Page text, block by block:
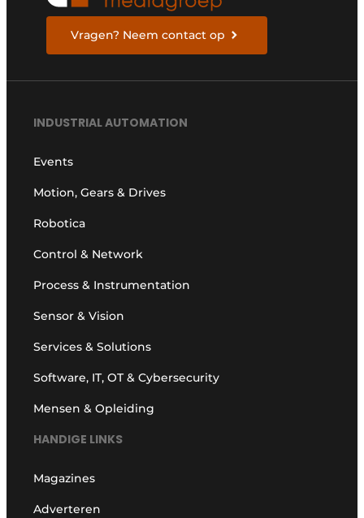
Vragen? Neem contact op
INDUSTRIAL AUTOMATION
Events
Motion, Gears & Drives
Robotica
Control & Network
Process & Instrumentation
Sensor & Vision
Services & Solutions
Software, IT, OT & Cybersecurity
Mensen & Opleiding
HANDIGE LINKS
Magazines
Adverteren